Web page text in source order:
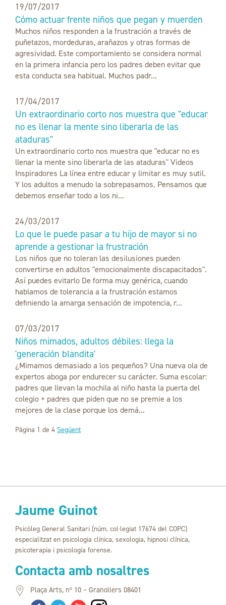
19/07/2017
Cómo actuar frente niños que pegan y muerden
Muchos niños responden a la frustración a través de
puñetazos, mordeduras, arañazos y otras formas de
agresividad. Este comportamiento se considera normal
en la primera infancia pero los padres deben evitar que
esta conducta sea habitual. Muchos padr...
17/04/2017
Un extraordinario corto nos muestra que "educar
no es llenar la mente sino liberarla de las
ataduras"
Un extraordinario corto nos muestra que "educar no es
llenar la mente sino liberarla de las ataduras" Videos
Inspiradores La línea entre educar y limitar es muy sutil.
Y los adultos a menudo la sobrepasamos. Pensamos que
debemos enseñar todo a los ni...
24/03/2017
Lo que le puede pasar a tu hijo de mayor si no
aprende a gestionar la frustración
Los niños que no toleran las desilusiones pueden
convertirse en adultos "emocionalmente discapacitados".
Así puedes evitarlo De forma muy genérica, cuando
hablamos de tolerancia a la frustración estamos
definiendo la amarga sensación de impotencia, r...
07/03/2017
Niños mimados, adultos débiles: llega la
'generación blandita'
¿Mimamos demasiado a los pequeños? Una nueva ola de
expertos aboga por endurecer su carácter. Suma escolar:
padres que llevan la mochila al niño hasta la puerta del
colegio + padres que piden que no se premie a los
mejores de la clase porque los demá...
Pàgina 1 de 4 Següent
Jaume Guinot
Psicòleg General Sanitari (núm. col·legiat 17674 del COPC)
especialitzat en psicologia clínica, sexologia, hipnosi clínica,
psicoterapia i psicologia forense.
Contacta amb nosaltres
Plaça Arts, nº 10 – Granollers 08401